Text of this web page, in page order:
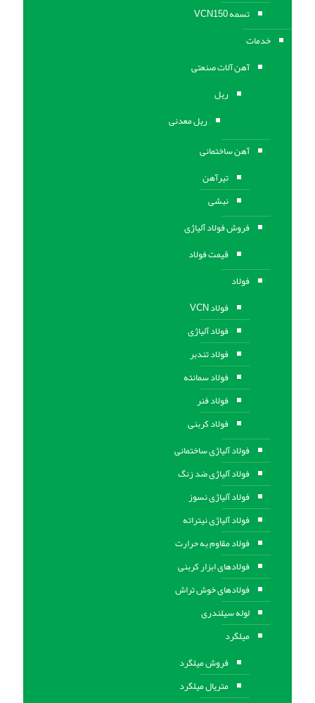
تسمه VCN150
خدمات
آهن آلات صنعتی
ریل
ریل معدنی
آهن ساختمانی
تیرآهن
نبشی
فروش فولاد آلیاژی
قیمت فولاد
فولاد
فولاد VCN
فولاد آلیاژی
فولاد تندبر
فولاد سمانته
فولاد فنر
فولاد کربنی
فولاد آلیاژی ساختمانی
فولاد آلیاژی ضد زنگ
فولاد آلیاژی نسوز
فولاد آلیاژی نیتراته
فولاد مقاوم به حرارت
فولادهای ابزار کربنی
فولادهای خوش تراش
لوله سیلندری
میلگرد
فروش میلگرد
متریال میلگرد